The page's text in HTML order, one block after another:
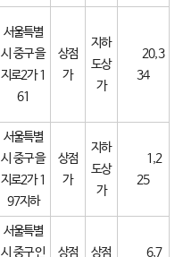
서울특별
시 중구 을
지로2가 1
61
상점
가
지하
도상
가
20,3
34
서울특별
시 중구 을
지로2가 1
97지하
상점
가
지하
도상
가
1,2
25
서울특별
시 중구 인
상점
상점
6,7